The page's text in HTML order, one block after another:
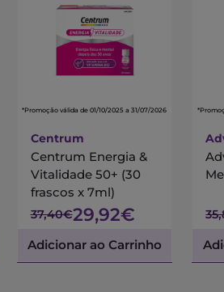
*Promoção válida de 01/10/2025 a 31/07/2026
Centrum
Centrum Energia &
Vitalidade 50+ (30
frascos x 7ml)
37,40€29,92€
Adicionar ao Carrinho